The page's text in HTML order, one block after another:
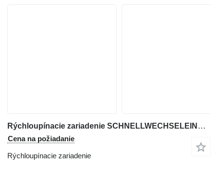
Rýchloupínacie zariadenie SCHNELLWECHSELEINRICHTUNG na rýpadla Doosan DX 180LC-3
Cena na požiadanie
Rýchloupínacie zariadenie